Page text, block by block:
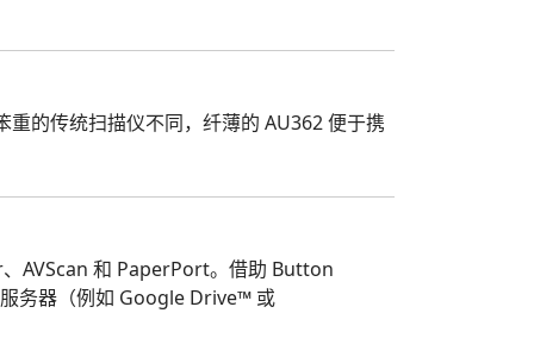
的传统扫描仪不同，纤薄的 AU362 便于携
AVScan 和 PaperPort。借助 Button
务器（例如 Google Drive™ 或